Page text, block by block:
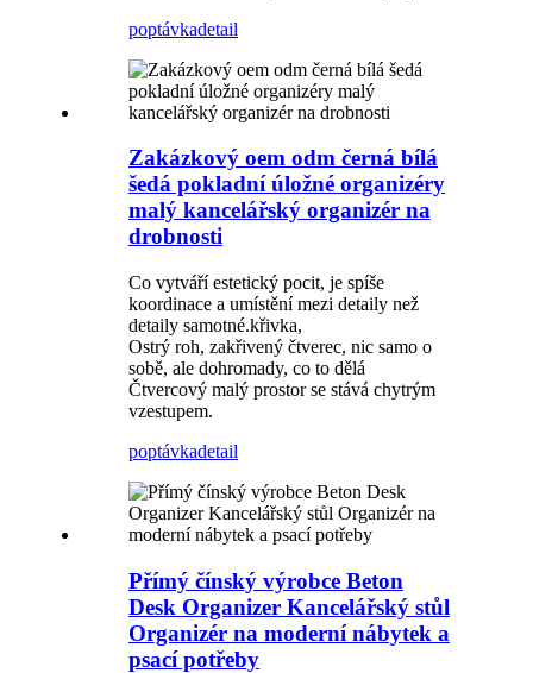
poptávkadetail
Zakázkový oem odm černá bílá
šedá pokladní úložné organizéry
malý kancelářský organizér na
drobnosti
Co vytváří estetický pocit, je spíše
koordinace a umístění mezi detaily než
detaily samotné.křivka,
Ostrý roh, zakřivený čtverec, nic samo o
sobě, ale dohromady, co to dělá
Čtvercový malý prostor se stává chytrým
vzestupem.
poptávkadetail
Přímý čínský výrobce Beton
Desk Organizer Kancelářský stůl
Organizér na moderní nábytek a
psací potřeby